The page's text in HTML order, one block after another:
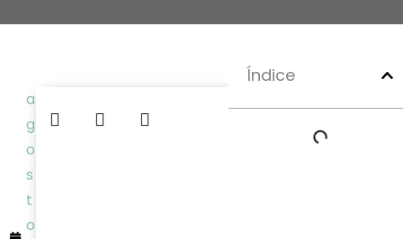
a
g
o
s
t
o
Índice